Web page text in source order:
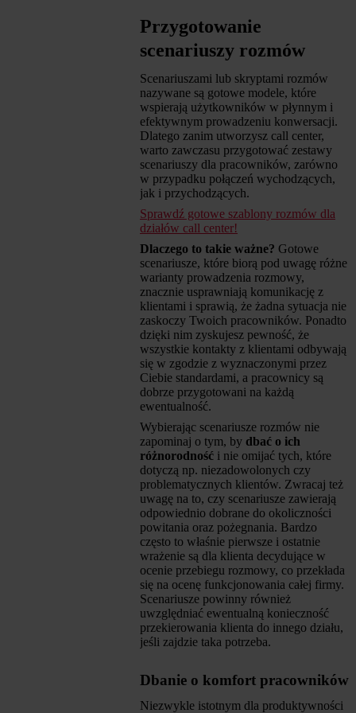
Przygotowanie
scenariuszy rozmów
Scenariuszami lub skryptami rozmów
nazywane są gotowe modele, które
wspierają użytkowników w płynnym i
efektywnym prowadzeniu konwersacji.
Dlatego zanim utworzysz call center,
warto zawczasu przygotować zestawy
scenariuszy dla pracowników, zarówno
w przypadku połączeń wychodzących,
jak i przychodzących.
Sprawdź gotowe szablony rozmów dla
działów call center!
Dlaczego to takie ważne? Gotowe
scenariusze, które biorą pod uwagę różne
warianty prowadzenia rozmowy,
znacznie usprawniają komunikację z
klientami i sprawią, że żadna sytuacja nie
zaskoczy Twoich pracowników. Ponadto
dzięki nim zyskujesz pewność, że
wszystkie kontakty z klientami odbywają
się w zgodzie z wyznaczonymi przez
Ciebie standardami, a pracownicy są
dobrze przygotowani na każdą
ewentualność.
Wybierając scenariusze rozmów nie
zapominaj o tym, by dbać o ich
różnorodność i nie omijać tych, które
dotyczą np. niezadowolonych czy
problematycznych klientów. Zwracaj też
uwagę na to, czy scenariusze zawierają
odpowiednio dobrane do okoliczności
powitania oraz pożegnania. Bardzo
często to właśnie pierwsze i ostatnie
wrażenie są dla klienta decydujące w
ocenie przebiegu rozmowy, co przekłada
się na ocenę funkcjonowania całej firmy.
Scenariusze powinny również
uwzględniać ewentualną konieczność
przekierowania klienta do innego działu,
jeśli zajdzie taka potrzeba.
Dbanie o komfort pracowników
Niezwykle istotnym dla produktywności